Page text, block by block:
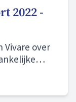
2022 -
Vivare over
en wijken